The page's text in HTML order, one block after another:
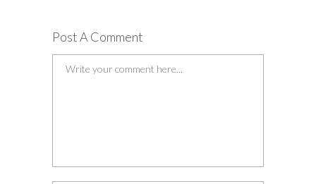
Post A Comment